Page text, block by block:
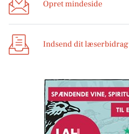
Opret mindeside
Indsend dit læserbidrag